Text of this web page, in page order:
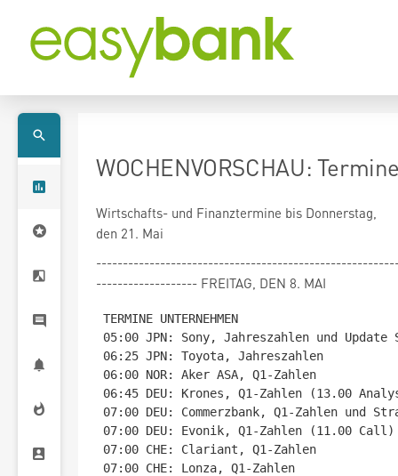
WOCHENVORSCHAU:
Wirtschafts- und Finanztermine bis Donnerstag,
den 21. Mai
------------------- FREITAG, DEN 8. MAI
TERMINE UNTERNEHMEN
05:00 JPN: Sony, Jahreszahlen und
06:25 JPN: Toyota, Jahreszahlen
06:00 NOR: Aker ASA, Q1-Zahlen
06:45 DEU: Krones, Q1-Zahlen (13.00
07:00 DEU: Commerzbank, Q1-Zahlen und
07:00 DEU: Evonik, Q1-Zahlen (11.00 Call)
07:00 CHE: Clariant, Q1-Zahlen
07:00 CHE: Lonza, Q1-Zahlen